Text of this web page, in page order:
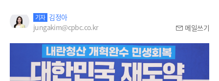
기자 김정아
jungakim@cpbc.co.kr
메일쓰기